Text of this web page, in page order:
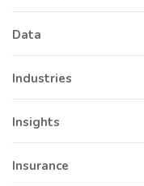
Data
Industries
Insights
Insurance